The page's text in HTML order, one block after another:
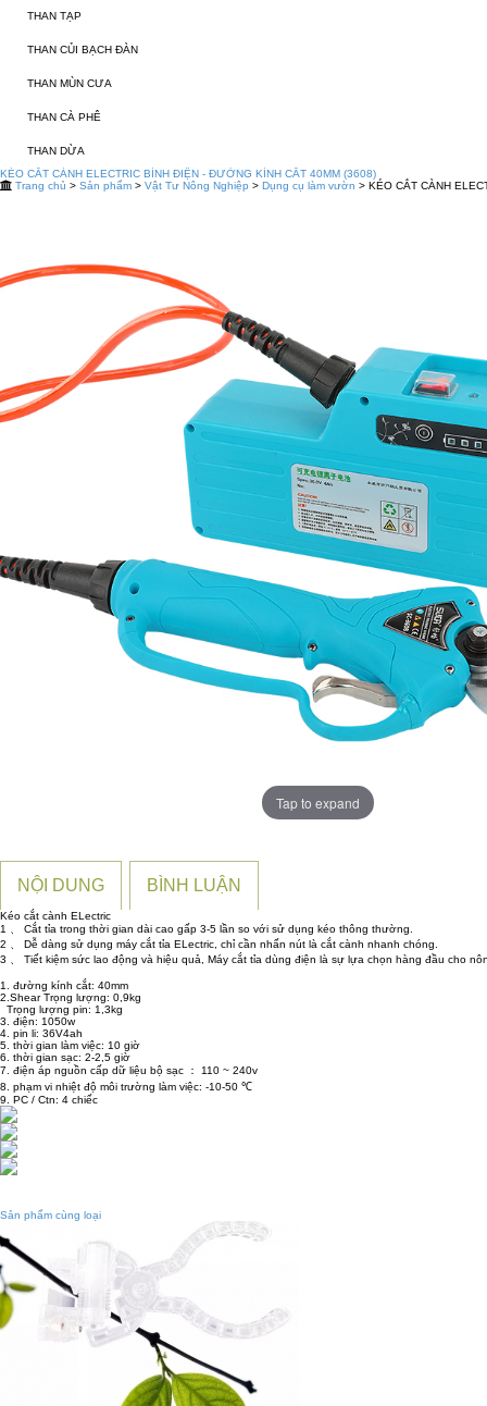
THAN TẠP
THAN CỦI BẠCH ĐÀN
THAN MÙN CƯA
THAN CÀ PHÊ
THAN DỪA
KÉO CẮT CÀNH ELECTRIC BÌNH ĐIỆN - ĐƯỜNG KÍNH CẮT 40MM (3608)
Trang chủ > Sản phẩm > Vật Tư Nông Nghiệp > Dụng cụ làm vườn > KÉO CẮT CÀNH
Tap to expand
NỘI DUNG BÌNH LUẬN
Kéo cắt cành ELectric
1 、 Cắt tỉa trong thời gian dài cao gấp 3-5 lần so với sử dụng kéo thông thường.
2 、 Dễ dàng sử dụng máy cắt tỉa ELectric, chỉ cần nhấn nút là cắt cành nhanh chóng.
3 、 Tiết kiệm sức lao động và hiệu quả, Máy cắt tỉa dùng điện là sự lựa chọn hàng đầu cho
1. đường kính cắt: 40mm
2.Shear Trọng lượng: 0,9kg
Trọng lượng pin: 1,3kg
3. điện: 1050w
4. pin li: 36V4ah
5. thời gian làm việc: 10 giờ
6. thời gian sạc: 2-2,5 giờ
7. điện áp nguồn cấp dữ liệu bộ sạc ： 110 ~ 240v
8. phạm vi nhiệt độ môi trường làm việc: -10-50 ℃
9. PC / Ctn: 4 chiếc
Sản phẩm cùng loại